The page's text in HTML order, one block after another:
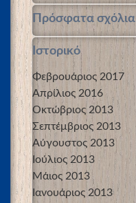
Πρόσφατα σχόλια
Ιστορικό
Φεβρουάριος 2017
Απρίλιος 2016
Οκτώβριος 2013
Σεπτέμβριος 2013
Αύγουστος 2013
Ιούλιος 2013
Μάιος 2013
Ιανουάριος 2013